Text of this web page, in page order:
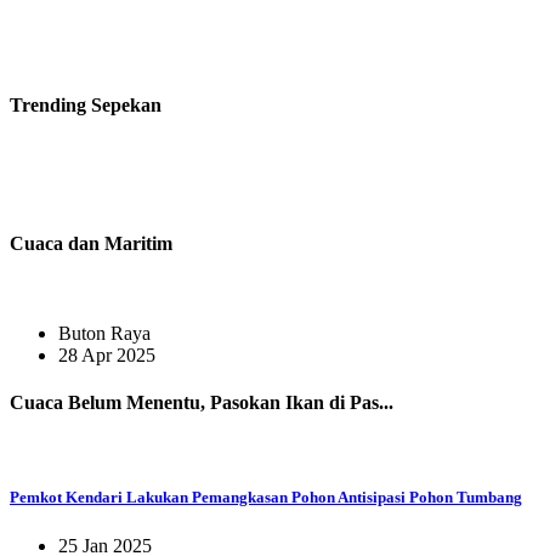
Trending Sepekan
Cuaca dan Maritim
Buton Raya
28 Apr 2025
Cuaca Belum Menentu, Pasokan Ikan di Pas...
Pemkot Kendari Lakukan Pemangkasan Pohon Antisipasi Pohon Tumbang
25 Jan 2025